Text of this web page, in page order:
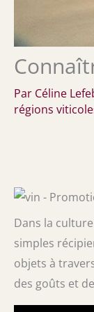
Par Céline
régions
Dans la
simples
objets à
des goûts et